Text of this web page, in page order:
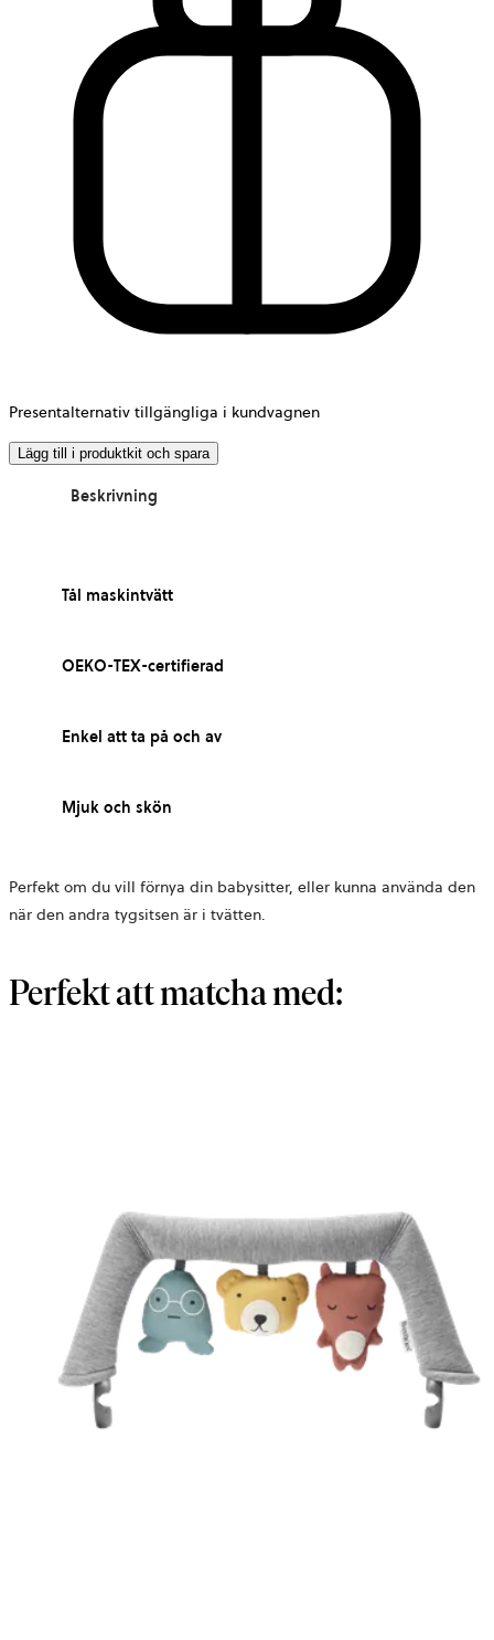
Presentalternativ tillgängliga i kundvagnen
Lägg till i produktkit och spara
Beskrivning
Tål maskintvätt
OEKO-TEX-certifierad
Enkel att ta på och av
Mjuk och skön
Perfekt om du vill förnya din babysitter, eller kunna använda den
när den andra tygsitsen är i tvätten.
Perfekt att matcha med: